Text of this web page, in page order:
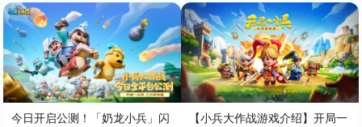
今日开启公测！「奶龙小兵」闪
【小兵大作战游戏介绍】开局一